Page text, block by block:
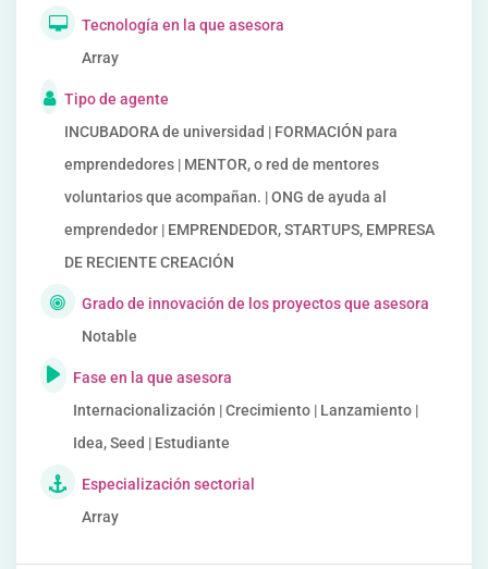
Tecnología en la que asesora
Array
Tipo de agente
INCUBADORA de universidad | FORMACIÓN para
emprendedores | MENTOR, o red de mentores
voluntarios que acompañan. | ONG de ayuda al
emprendedor | EMPRENDEDOR, STARTUPS, EMPRESA
DE RECIENTE CREACIÓN
Grado de innovación de los proyectos que asesora
Notable
Fase en la que asesora
Internacionalización | Crecimiento | Lanzamiento |
Idea, Seed | Estudiante
Especialización sectorial
Array